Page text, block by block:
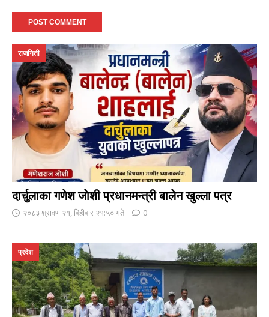
दार्चुलाका गणेश जाेशी प्रधानमन्त्री बालेन खुल्ला पत्र
राजनिती
२०८३ श्रावण २१, बिहीबार २१:५० गते 0
प्रदेश